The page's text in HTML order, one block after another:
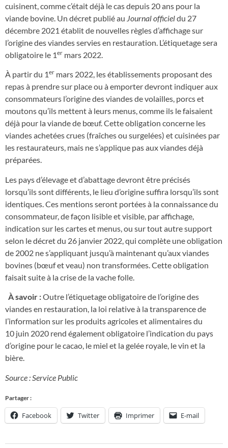
cuisinent, comme c’était déjà le cas depuis 20 ans pour la
viande bovine. Un décret publié au Journal officieldu 27
décembre 2021 établit de nouvelles règles d’affichage sur
l’origine des viandes servies en restauration. L’étiquetage sera
obligatoire le 1er mars 2022.
À partir du 1er mars 2022, les établissements proposant des
repas à prendre sur place ou à emporter devront indiquer aux
consommateurs l’origine des viandes de volailles, porcs et
moutons qu’ils mettent à leurs menus, comme ils le faisaient
déjà pour la viande de bœuf. Cette obligation concerne les
viandes achetées crues (fraîches ou surgelées) et cuisinées par
les restaurateurs, mais ne s’applique pas aux viandes déjà
préparées.
Les pays d’élevage et d’abattage devront être précisés
lorsqu’ils sont différents, le lieu d’origine suffira lorsqu’ils sont
identiques. Ces mentions seront portées à la connaissance du
consommateur, de façon lisible et visible, par affichage,
indication sur les cartes et menus, ou sur tout autre support
selon le décret du 26 janvier 2022, qui complète une obligation
de 2002 ne s’appliquant jusqu’à maintenant qu’aux viandes
bovines (bœuf et veau) non transformées. Cette obligation
faisait suite à la crise de la vache folle.
À savoir :Outre l’étiquetage obligatoire de l’origine des
viandes en restauration, la loi relative à la transparence de
l’information sur les produits agricoles et alimentaires du
10 juin 2020 rend également obligatoire l’indication du pays
d’origine pour le cacao, le miel et la gelée royale, le vin et la
bière.
Source : Service Public
Partager :
Facebook Twitter Imprimer E-mail